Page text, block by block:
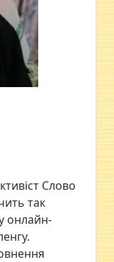
Cлово
так
онлайн-